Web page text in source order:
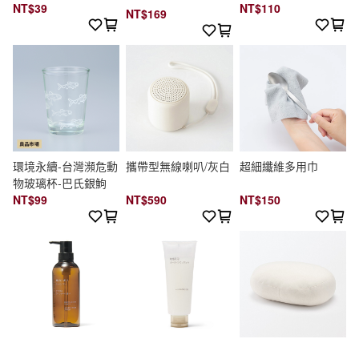
NT$39 NT$169
NT$110
環境永續-台灣瀕危動
物玻璃杯-巴氏銀鮈
NT$99
攜帶型無線喇叭/灰白
NT$590
超細纖維多用巾
NT$150